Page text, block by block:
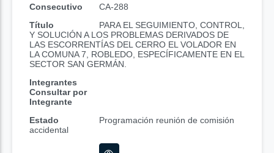
Consecutivo
CA-288
Título
PARA EL SEGUIMIENTO, CONTROL,
Y SOLUCIÓN A LOS PROBLEMAS DERIVADOS DE
LAS ESCORRENTÍAS DEL CERRO EL VOLADOR EN
LA COMUNA 7, ROBLEDO, ESPECÍFICAMENTE EN EL
SECTOR SAN GERMÁN.
Integrantes
Consultar por
Integrante
Estado
Programación reunión de comisión
accidental